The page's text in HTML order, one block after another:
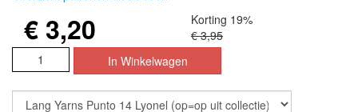
€ 3,20
Korting 19%
€ 3,95